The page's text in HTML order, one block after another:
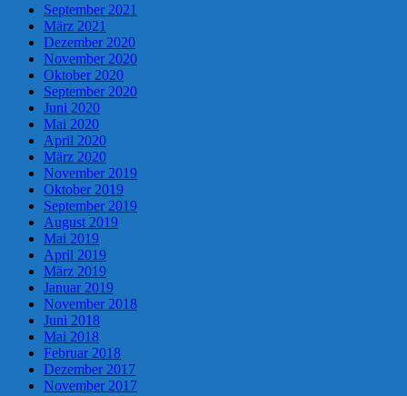
September 2021
März 2021
Dezember 2020
November 2020
Oktober 2020
September 2020
Juni 2020
Mai 2020
April 2020
März 2020
November 2019
Oktober 2019
September 2019
August 2019
Mai 2019
April 2019
März 2019
Januar 2019
November 2018
Juni 2018
Mai 2018
Februar 2018
Dezember 2017
November 2017